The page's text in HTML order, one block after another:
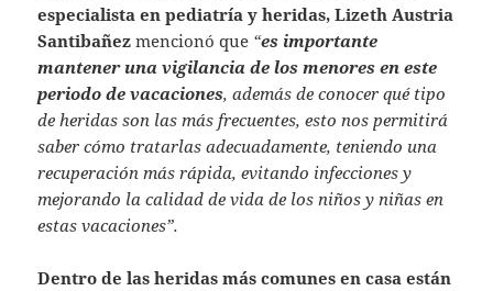
especialista en pediatría y heridas, Lizeth Austria
Santibañezmencionó que “es importante
mantener una vigilancia de los menores en este
periodo de vacaciones, además de conocer qué tipo
de heridas son las más frecuentes, esto nos permitirá
saber cómo tratarlas adecuadamente, teniendo una
recuperación más rápida, evitando infecciones y
mejorando la calidad de vida de los niños y niñas en
estas vacaciones”.
Dentro de las heridas más comunes en casa están